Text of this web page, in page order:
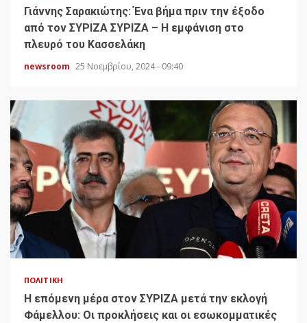
Γιάννης Σαρακιώτης: Ένα βήμα πριν την έξοδο
από τον ΣΥΡΙΖΑ ΣΥΡΙΖΑ – Η εμφάνιση στο
πλευρό του Κασσελάκη
newsroom 25 Νοεμβρίου, 2024 - 09:40
ΠΟΛΙΤΙΚΉ
H επόμενη μέρα στον ΣΥΡΙΖΑ μετά την εκλογή
Φάμελλου: Οι προκλήσεις και οι εσωκομματικές